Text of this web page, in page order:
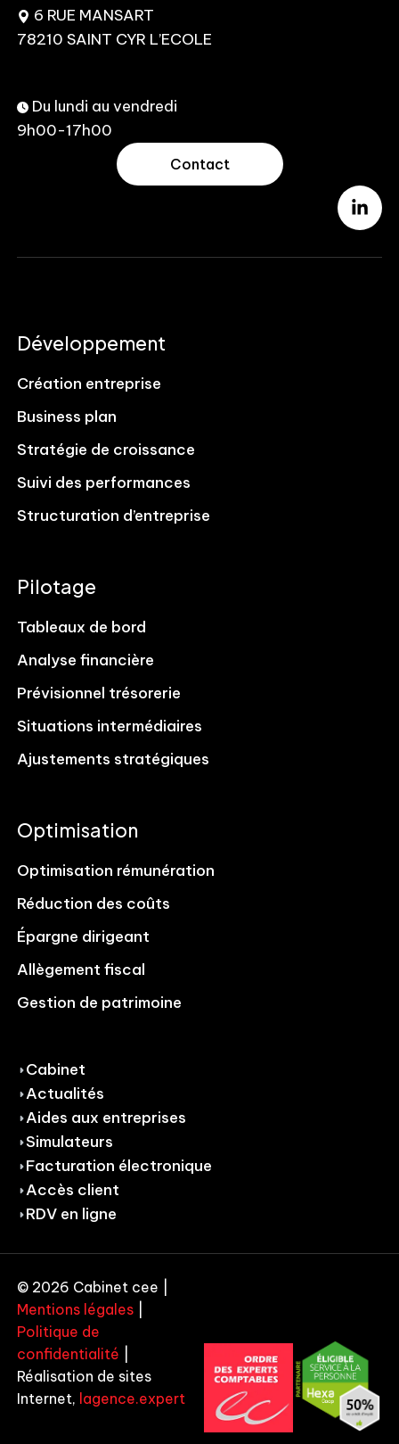
6 RUE MANSART
78210 SAINT CYR L’ECOLE
Du lundi au vendredi
9h00-17h00
Contact
Développement
Création entreprise
Business plan
Stratégie de croissance
Suivi des performances
Structuration d’entreprise
Pilotage
Tableaux de bord
Analyse financière
Prévisionnel trésorerie
Situations intermédiaires
Ajustements stratégiques
Optimisation
Optimisation rémunération
Réduction des coûts
Épargne dirigeant
Allègement fiscal
Gestion de patrimoine
Cabinet
Actualités
Aides aux entreprises
Simulateurs
Facturation électronique
Accès client
RDV en ligne
© 2026 Cabinet cee |
Mentions légales
Politique de
confidentialité
Réalisation de sites
Internet, lagence.expert